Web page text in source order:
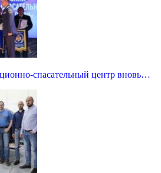
спасательный центр вновь…